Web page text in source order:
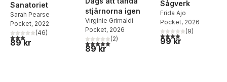
Sanatoriet
Sarah Pearse
Pocket, 2022
3,0utav 5 stjärnor. Totalt antal röster:
(46)
89 kr
stjärnorna igen
Virginie Grimaldi
Pocket, 2026
5,0utav 5 stjärnor. Totalt antal röster:
(2)
89 kr
Sågverk
Frida Ajo
Pocket, 2026
3,9utav 5 stjärnor.
(9)
99 kr